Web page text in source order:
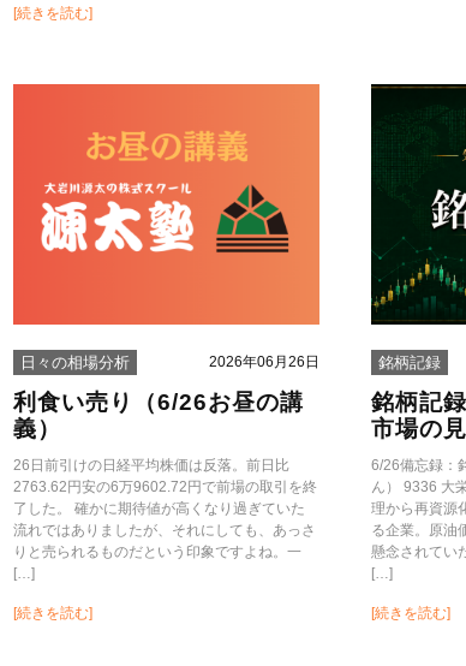
[続きを読む]
日々の相場分析 2026年06月26日
利食い売り（6/26お昼の講
義）
26日前引けの日経平均株価は反落。前日比
2763.62円安の6万9602.72円で前場の取引を終
了した。 確かに期待値が高くなり過ぎていた
流れではありましたが、それにしても、あっさ
りと売られるものだという印象ですよね。一
[…]
[続きを読む]
銘柄記録
銘柄記
市場の
6/26備忘録：
ん） 9336 大
理から再資源
る企業。原油
懸念されてい
[…]
[続きを読む]